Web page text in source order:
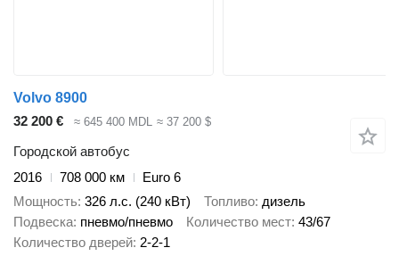
Volvo 8900
32 200 €
≈ 645 400 MDL ≈ 37 200 $
Городской автобус
2016
708 000 км
Euro 6
Мощность 326 л.с. (240 кВт) Топливо дизель
Подвеска пневмо/пневмо Количество мест 43/67
Количество дверей 2-2-1